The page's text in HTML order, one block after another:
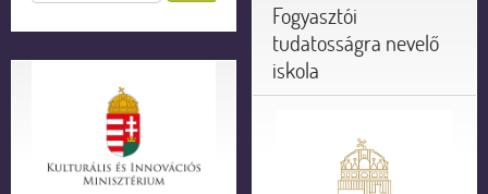
Fogyasztói
tudatosságra nevelő
iskola